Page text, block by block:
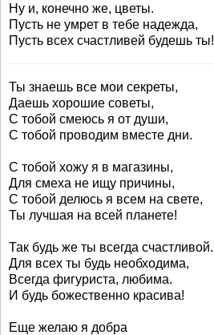
Ну и, конечно же, цветы.
Пусть не умрет в тебе надежда,
Пусть всех счастливей будешь ты!
Ты знаешь все мои секреты,
Даешь хорошие советы,
С тобой смеюсь я от души,
С тобой проводим вместе дни.
С тобой хожу я в магазины,
Для смеха не ищу причины,
С тобой делюсь я всем на свете,
Ты лучшая на всей планете!
Так будь же ты всегда счастливой.
Для всех ты будь необходима,
Всегда фигуриста, любима.
И будь божественно красива!
Еще желаю я добра